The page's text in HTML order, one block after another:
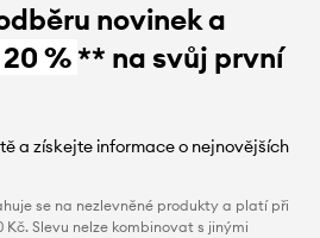
novinek a
20 %** na svůj první
a získejte informace o nejnovějších
se na nezlevněné produkty a platí při
Kč. Slevu nelze kombinovat s jinými